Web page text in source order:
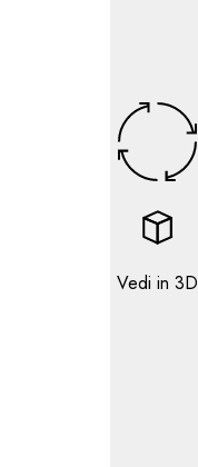
Vedi in 3D